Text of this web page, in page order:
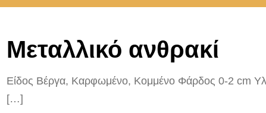
Μεταλλικό ανθρακί
Είδος Βέργα, Καρφωμένο, Κομμένο Φάρδος 0-2 cm
[…]